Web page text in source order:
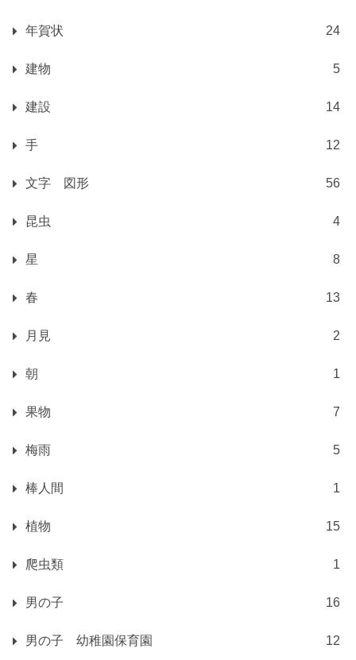
年賀状 24
建物 5
建設 14
手 12
文字 図形 56
昆虫 4
星 8
春 13
月見 2
朝 1
果物 7
梅雨 5
棒人間 1
植物 15
爬虫類 1
男の子 16
男の子 幼稚園保育園 12